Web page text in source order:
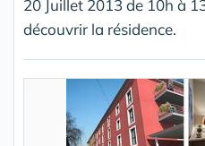
20 Juillet 2013 de 10h à
découvrir la résidence.